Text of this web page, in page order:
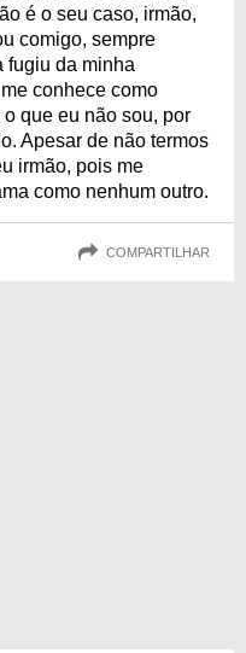
é o seu caso, irmão,
comigo, sempre
fugiu da minha
conhece como
que eu não sou, por
Apesar de não termos
irmão, pois me
como nenhum outro.
COMPARTILHAR